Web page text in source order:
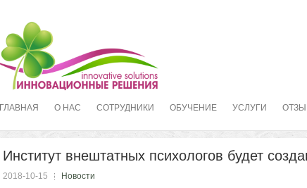
ГЛАВНАЯ О НАС СОТРУДНИКИ ОБУЧЕНИЕ УСЛУГИ
Институт внештатных психологов будет
2018-10-15 Новости